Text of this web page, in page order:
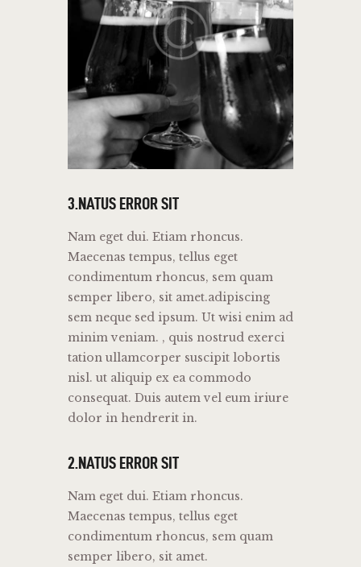
3.NATUS ERROR SIT
Nam eget dui. Etiam rhoncus.
Maecenas tempus, tellus eget
condimentum rhoncus, sem quam
semper libero, sit amet.adipiscing
sem neque sed ipsum. Ut wisi enim ad
minim veniam. , quis nostrud exerci
tation ullamcorper suscipit lobortis
nisl. ut aliquip ex ea commodo
consequat. Duis autem vel eum iriure
dolor in hendrerit in.
2.NATUS ERROR SIT
Nam eget dui. Etiam rhoncus.
Maecenas tempus, tellus eget
condimentum rhoncus, sem quam
semper libero, sit amet.